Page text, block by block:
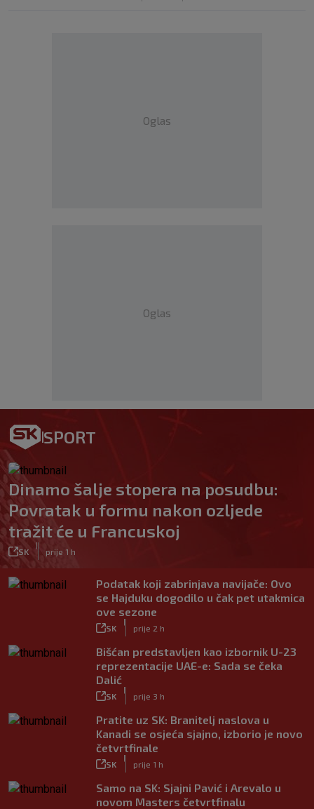
Oglas
Oglas
SPORT
Dinamo šalje stopera na posudbu:
Povratak u formu nakon ozljede
tražit će u Francuskoj
SK prije 1 h
Podatak koji zabrinjava navijače: Ovo
se Hajduku dogodilo u čak pet utakmica
ove sezone
SK prije 2 h
Bišćan predstavljen kao izbornik U-23
reprezentacije UAE-e: Sada se čeka
Dalić
SK prije 3 h
Pratite uz SK: Branitelj naslova u
Kanadi se osjeća sjajno, izborio je novo
četvrtfinale
SK prije 1 h
Samo na SK: Sjajni Pavić i Arevalo u
novom Masters četvrtfinalu